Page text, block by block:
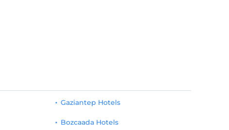
Gaziantep Hotels
Bozcaada Hotels